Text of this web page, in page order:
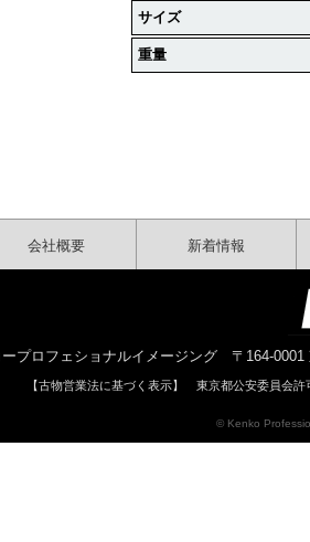
サイズ
重量
会社概要 新着情報
プロフェショナルイメージング 〒164-
【古物営業法に基づく表示】 東京都公安委員会
© Kenko